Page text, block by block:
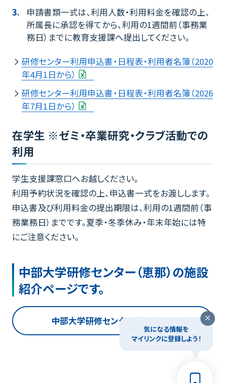
申請書類一式は、利用人数・利用料金を確認の上、
所属長に承認を得てから、利用の1週間前（事務業
務日）までに教育支援課へ提出してください。
研修センター利用申込書・日程表・利用者名簿（2020
年4月1日から）
研修センター利用申込書・日程表・利用者名簿（2026
年7月1日から）
在学生 ※ゼミ・卒業研究・クラブ活動での
利用
学生支援課窓口へお越しください。
利用予約状況を確認の上、申込書一式をお渡しします。
申込書及び利用料金の提出期限は、利用の1週間前（事
務業務日）までです。夏季・冬季休み・年末年始には特
にご注意ください。
中部大学研修センター（恵那）の施設
紹介ページです。
中部大学研修センター（恵那）
気になる情報を
マイリンクに登録しよう！